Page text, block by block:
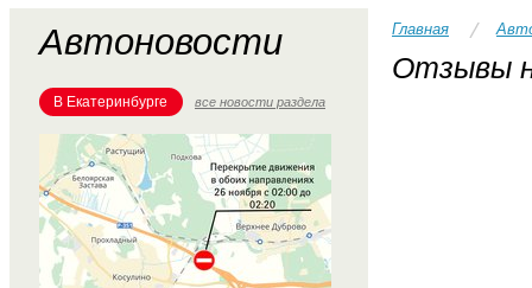
Главная
Отзывы
Автоновости
В Екатеринбурге все новости раздела